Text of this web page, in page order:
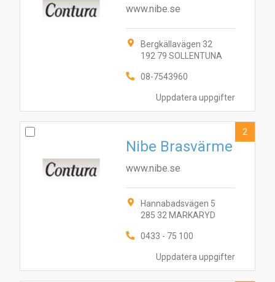
Uppdatera uppgifter
www.nibe.se
Bergkällavägen 32
192 79 SOLLENTUNA
08-7543960
Uppdatera uppgifter
Nibe Brasvärme
www.nibe.se
Hannabadsvägen 5
285 32 MARKARYD
0433 - 75 100
2